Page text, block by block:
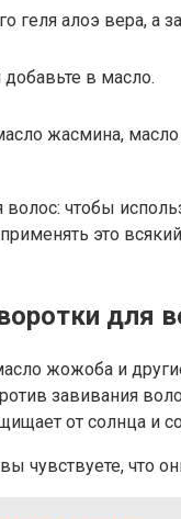
геля алоэ вера, а
в масло.
жасмина,
чтобы
это
для
жожоба и
завивания
от солнца
чувствуете, что